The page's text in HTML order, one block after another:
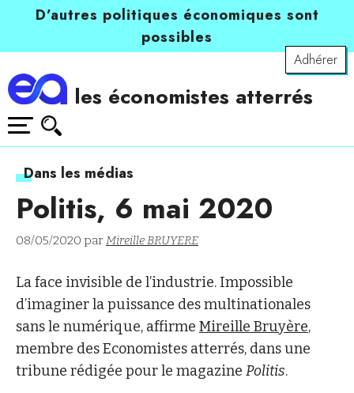
D’autres politiques économiques sont
possibles
Adhérer
les économistes atterrés
Dans les médias
Politis, 6 mai 2020
08/05/2020 parMireille BRUYERE
La face invisible de l’industrie. Impossible
d’imaginer la puissance des multinationales
sans le numérique, affirme Mireille Bruyère,
membre des Economistes atterrés, dans une
tribune rédigée pour le magazine Politis.